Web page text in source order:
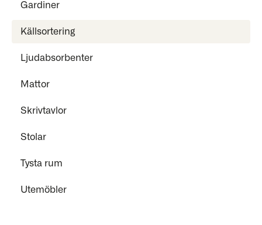
Gardiner
Källsortering
Ljudabsorbenter
Mattor
Skrivtavlor
Stolar
Tysta rum
Utemöbler